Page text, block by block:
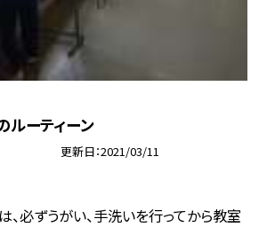
ルーティーン
更新日 2021/03/11
必ずうがい、手洗いを行ってから教室